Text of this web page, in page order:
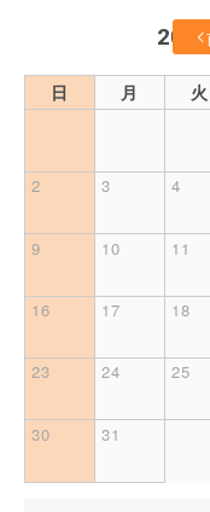
日 月 火
2 3 4
9 10 11
16 17 18
23
24 25
30 31